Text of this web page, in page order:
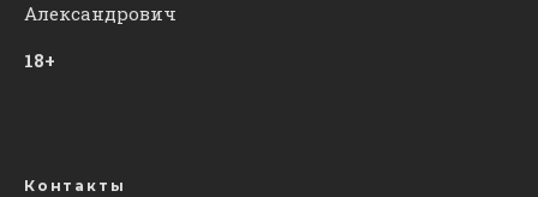
Александрович
18+
Контакты